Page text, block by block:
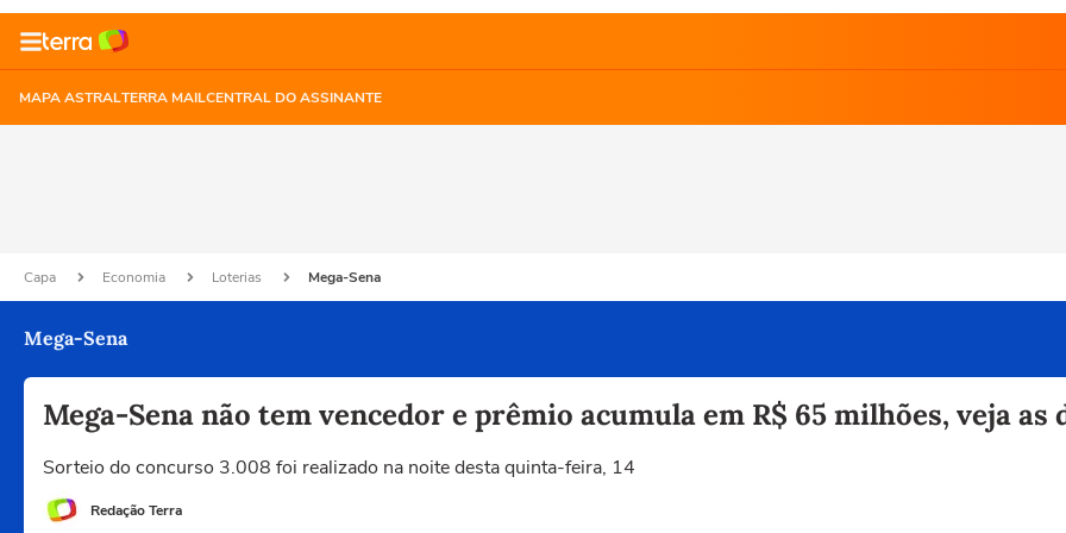
MAPA ASTRALTERRA MAILCENTRAL DO ASSINANTE
Capa Economia Loterias Mega-Sena
Mega-Sena
Mega-Sena não tem vencedor e prêmio acumula em R$ 65 milhões, veja as
Sorteio do concurso 3.008 foi realizado na noite desta quinta-feira, 14
Redação Terra